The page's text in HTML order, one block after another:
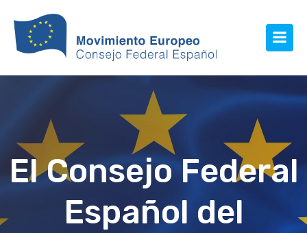
El Consejo Federal
Español del